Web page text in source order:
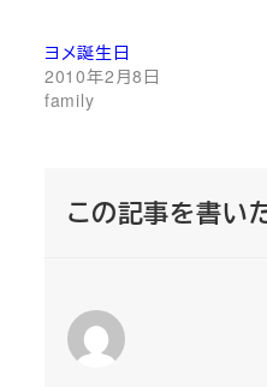
ヨメ誕生日
2010年2月8日
family
この記事を書い